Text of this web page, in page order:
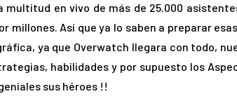
multitud en vivo de más de 25.000
millones. Así que ya lo saben a preparar
ya que Overwatch llegara con todo,
habilidades y por supuesto los
sus héroes !!